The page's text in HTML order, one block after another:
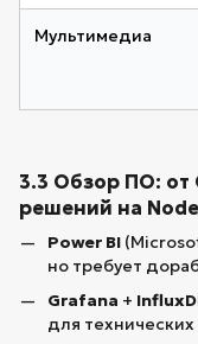
Мультимедиа
3.3 Обзор ПО: от
решений на
Power BI
но требует
Grafana +
для